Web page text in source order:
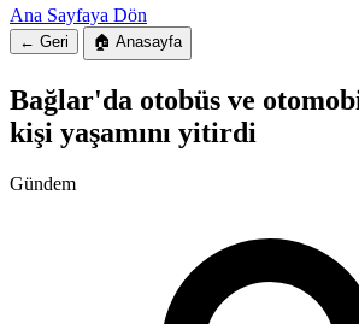
Ana Sayfaya Dön
← Geri 🏠 Anasayfa
Bağlar'da otobüs ve
kişi yaşamını yitirdi
Gündem